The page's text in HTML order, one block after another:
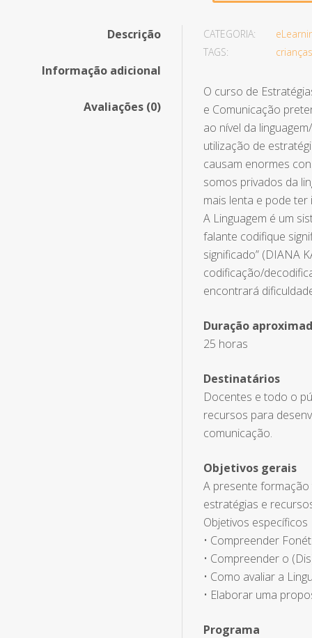
Descrição
Informação adicional
Avaliações (0)
CATEGORIA:
TAGS:
crianças
O curso de
e Comunicação
ao nível da
utilização de
causam enormes
somos privados da
mais lenta e pode
A Linguagem é um
falante codifique
significado” (DIANA
codificação/
encontrará
Duração
25 horas
Destinatários
Docentes e todo o
recursos para
comunicação.
Objetivos gerais
A presente
estratégias e
Objetivos específicos
• Compreender
• Compreender o
• Como avaliar a
• Elaborar uma
Programa